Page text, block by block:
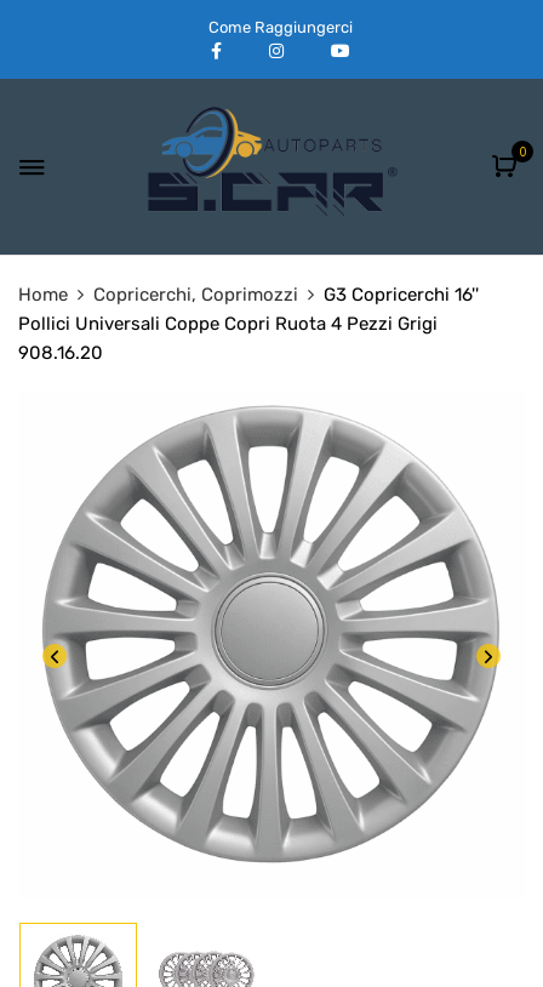
Come Raggiungerci
0
Home Copricerchi, Coprimozzi
G3 Copricerchi 16''
Pollici Universali Coppe Copri Ruota 4 Pezzi Grigi
908.16.20